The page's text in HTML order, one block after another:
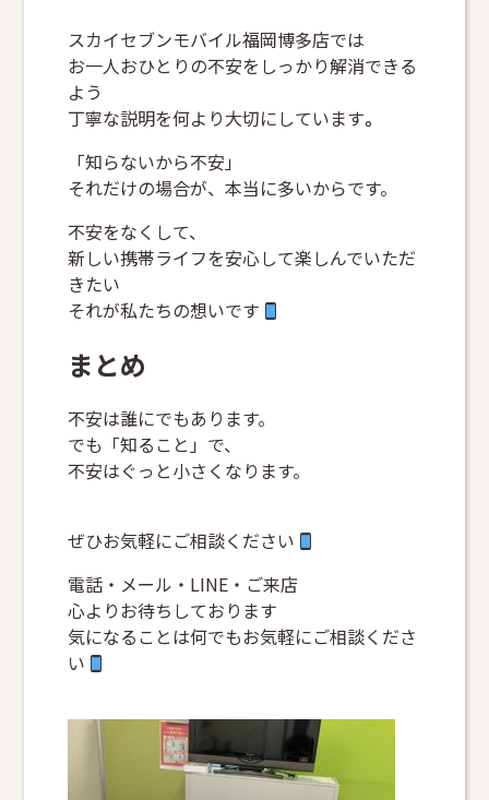
スカイセブンモバイル福岡博多店では
お一人おひとりの不安をしっかり解消できる
よう
丁寧な説明を何より大切にしています。
「知らないから不安」
それだけの場合が、本当に多いからです。
不安をなくして、
新しい携帯ライフを安心して楽しんでいただ
きたい
それが私たちの想いです
まとめ
不安は誰にでもあります。
でも「知ること」で、
不安はぐっと小さくなります。
ぜひお気軽にご相談ください
電話・メール・LINE・ご来店
心よりお待ちしております
気になることは何でもお気軽にご相談くださ
い